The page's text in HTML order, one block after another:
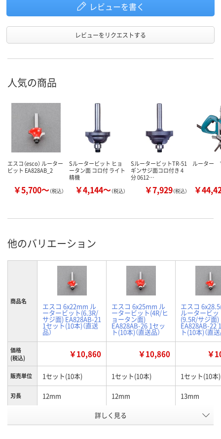
レビューを書く
レビューをリクエストする
人気の商品
エスコ（esco） ルーター
ビット EA828AB_2
￥5,700～（税込）
Sルータービット ヒョ
ータン面 コロ付 ライト
精機
￥4,144～（税込）
SルータービットTR-51
ギンサジ面コロ付き 4
分 0612…
￥7,929（税込）
ルーター
￥
他のバリエーション
商品名
エスコ 6x22mm ル
ータービット(6.3R/
サジ面) EA828AB-21
1セット(10本)（直送
品）
エスコ 6x25mm ル
ータービット(4R/ヒ
ョータン面)
EA828AB-26 1セッ
ト(10本)（直送品）
エスコ
ルータービッ
(9.5R/サジ面)
EA828AB-22
ト(10本)（直送
価格
(税込)
￥10,860 ￥10,860 ￥
販売単位 1セット(10本) 1セット(10本) 1セット(10本)
刃長 12mm 12mm 13mm
JE66490 JE66488
詳しく見る